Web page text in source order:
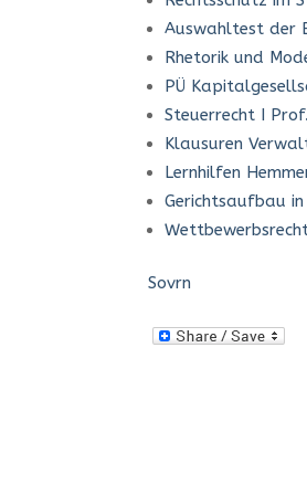
Auswahltest der
Rhetorik und
PÜ
Steuerrecht I
Klausuren
Lernhilfen
Gerichtsaufbau
Sovrn